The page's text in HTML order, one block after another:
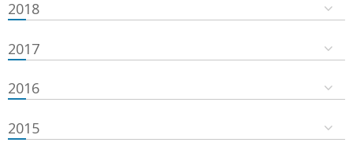
2018
2017
2016
2015